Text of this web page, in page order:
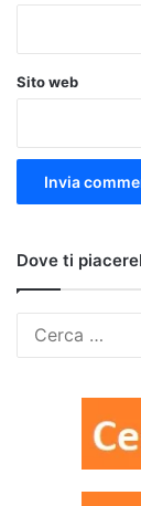
Sito web
Dove ti